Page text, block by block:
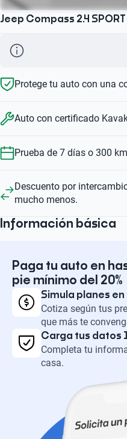
Jeep Compass 2.4 SPORT
Protege tu auto con una
Auto con certificado
Prueba de 7 días o 300
Descuento por
mucho menos.
Información básica
Paga tu auto en
pie mínimo del 20%
Simula planes en
Cotiza según tus
que más te
Carga tus datos
Completa tu
casa.